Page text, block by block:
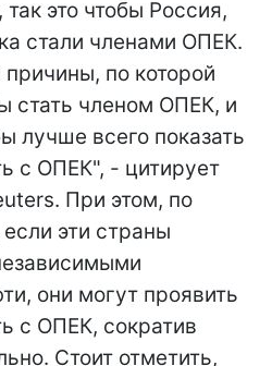
это чтобы Россия,
стали членами ОПЕК.
по которой
стать членом ОПЕК, и
лучше всего показать
с ОПЕК", - цитирует
При этом, по
эти страны
они могут проявить
с ОПЕК, сократив
Стоит отметить,